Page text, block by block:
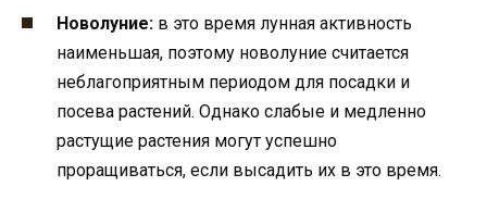
Новолуние: в это время лунная активность
наименьшая, поэтому новолуние считается
неблагоприятным периодом для посадки и
посева растений. Однако слабые и медленно
растущие растения могут успешно
проращиваться, если высадить их в это время.